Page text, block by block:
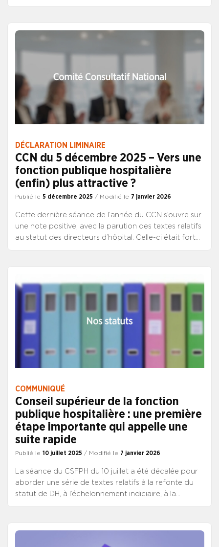
se libère et le seuil de tolérance s’abaisse, tant en
matière de violences sexistes et sexuelles que de
DÉCLARATION LIMINAIRE
CCN du 5 décembre 2025 – Vers une
fonction publique hospitalière
(enfin) plus attractive ?
Publié le 5 décembre 2025 / Modifié le 7 janvier 2026
Cette dernière séance de l’année du CCN s’ouvre sur
une note positive, avec la parution des textes relatifs
au statut des directeurs d’hôpital. Celle-ci était fort
d’Etat début octobre. Il était encore concevable et
même tentant de s’interroger sur leur publication
COMMUNIQUÉ
Conseil supérieur de la fonction
publique hospitalière : une première
étape importante qui appelle une
suite rapide
Publié le 10 juillet 2025 / Modifié le 7 janvier 2026
La séance du CSFPH du 10 juillet a été décalée pour
aborder une série de textes relatifs à la refonte du
statut de DH, à l’échelonnement indiciaire, à la